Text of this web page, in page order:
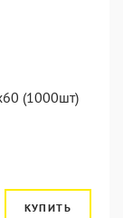
(1000шт)
КУПИТЬ